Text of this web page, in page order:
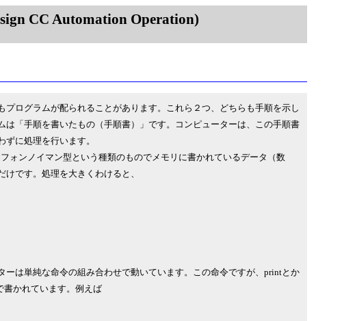
CC Automation Operation)
ログラムが配られることがあります。これら２つ、どちらも手順を示し
「手順を書いたもの（手順書）」です。コンピューターは、この手順書
に処理を行います。
ォンノイマン型という種類のものでメモリに書かれているデータ（数
です。処理を大きくわけると、
は単純な命令の組み合わせで動いています。この命令ですが、printとか
書かれています。例えば